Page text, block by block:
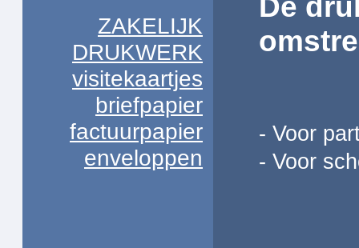
ZAKELIJK
DRUKWERK
visitekaartjes
briefpapier
factuurpapier
enveloppen
- Voor
- Voor